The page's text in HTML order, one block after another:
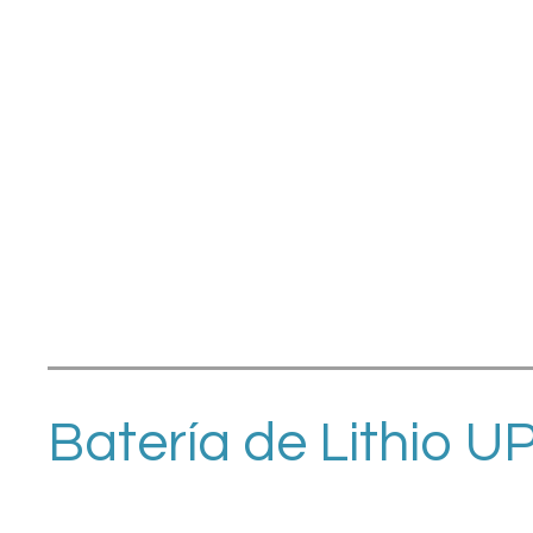
Batería de Lithio